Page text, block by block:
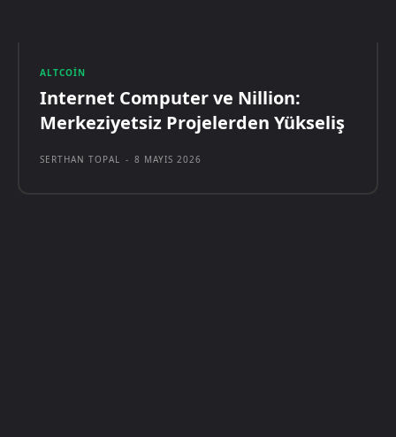
ALTCOIN
Internet Computer ve Nillion:
Merkeziyetsiz Projelerden Yükseliş
SERTHAN TOPAL - 8 MAYIS 2026